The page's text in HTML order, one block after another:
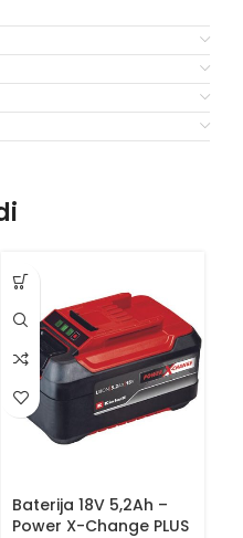
Baterija 18V 5,2Ah –
Power X-Change PLUS